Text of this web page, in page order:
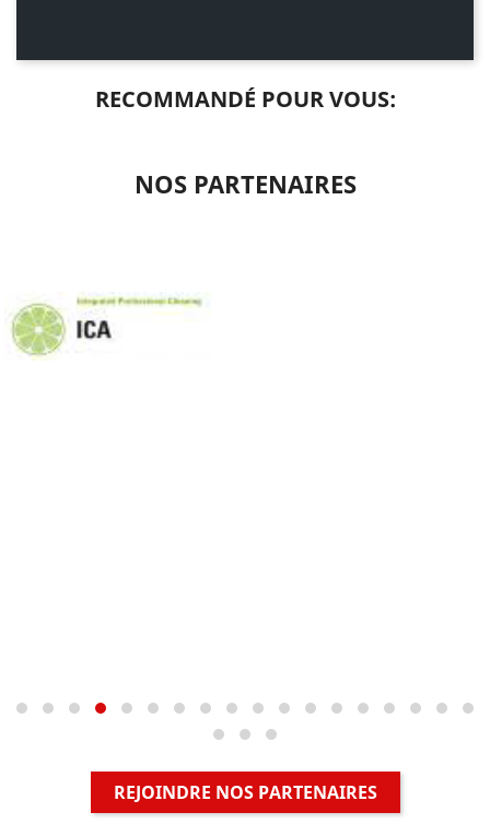
RECOMMANDÉ POUR VOUS:
NOS PARTENAIRES
REJOINDRE NOS PARTENAIRES